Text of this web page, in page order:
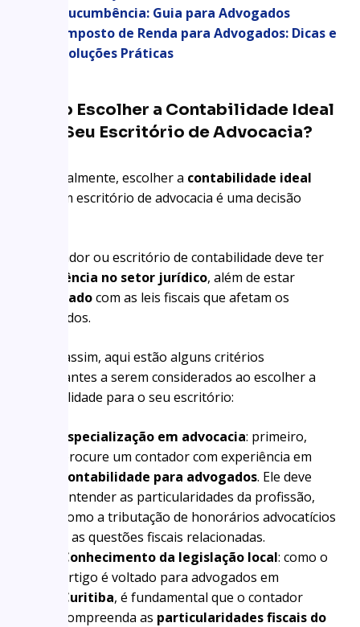
Sucumbência: Guia para Advogados
Imposto de Renda para Advogados: Dicas e
Soluções Práticas
Como Escolher a Contabilidade Ideal
para Seu Escritório de Advocacia?
Essencialmente, escolher a contabilidade ideal
para um escritório de advocacia é uma decisão
O contador ou escritório de contabilidade deve ter
experiência no setor jurídico, além de estar
atualizadocom as leis fiscais que afetam os
advogados.
Sendo assim, aqui estão alguns critérios
importantes a serem considerados ao escolher a
contabilidade para o seu escritório:
Especialização em advocacia: primeiro,
procure um contador com experiência em
contabilidade para advogados. Ele deve
entender as particularidades da profissão,
como a tributação de honorários advocatícios
e as questões fiscais relacionadas.
Conhecimento da legislação local: como o
artigo é voltado para advogados em
Curitiba, é fundamental que o contador
compreenda as particularidades fiscais do